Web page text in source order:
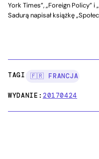
York Times”, „Foreign Policy” i
Sadurą napisał książkę
TAGI: 🇫🇷 FRANCJA
WYDANIE:20170424